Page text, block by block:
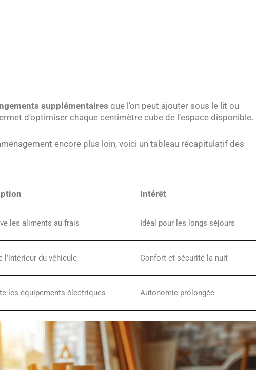
supplémentaires que l’on peut ajouter sous le lit ou
d’optimiser chaque centimètre cube de l’espace disponible.
encore plus loin, voici un tableau récapitulatif des
Intérêt
les aliments au frais Idéal pour les longs séjours
l’intérieur du véhicule Confort et sécurité la nuit
les équipements électriques Autonomie prolongée